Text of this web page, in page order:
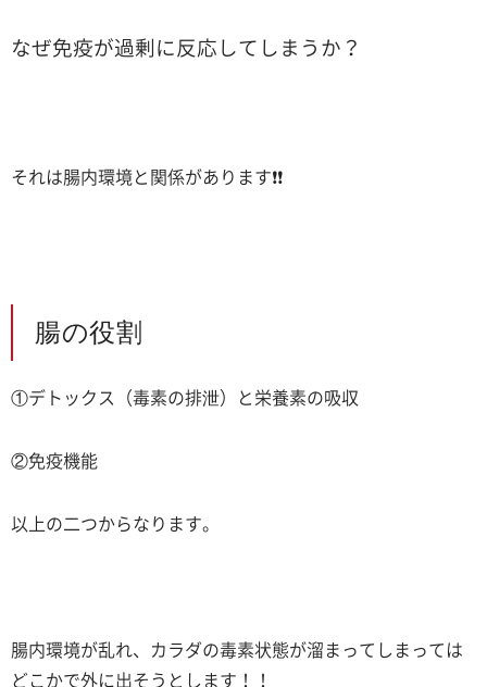
なぜ免疫が過剰に反応してしまうか？
それは腸内環境と関係があります❗️❗️
腸の役割
①デトックス（毒素の排泄）と栄養素の吸収
②免疫機能
以上の二つからなります。
腸内環境が乱れ、カラダの毒素状態が溜まってしまっては
どこかで外に出そうとします！！